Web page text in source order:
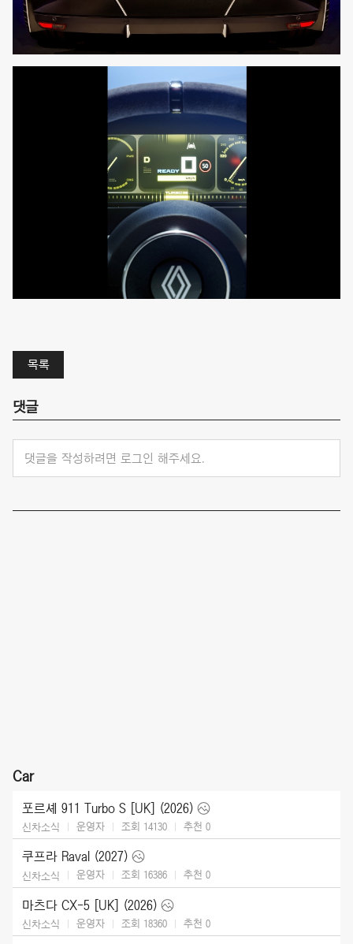
목록
댓글
댓글을 작성하려면 로그인 해주세요.
Car
포르셰 911 Turbo S [UK] (2026)
신차소식 운영자 조회 14130 추천 0
쿠프라 Raval (2027)
신차소식 운영자 조회 16386 추천 0
마츠다 CX-5 [UK] (2026)
신차소식 운영자 조회 18360 추천 0